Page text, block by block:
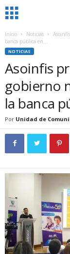
Inicio Noticias
banca pública en...
NOTICIAS
Asoinfis
gobierno
la banca
Por Unidad de